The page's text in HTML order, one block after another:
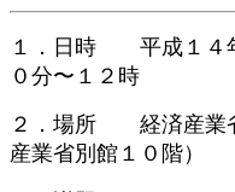
１．日時 平成１４
０分〜１２時
２．場所 経済産業
産業省別館１０階）